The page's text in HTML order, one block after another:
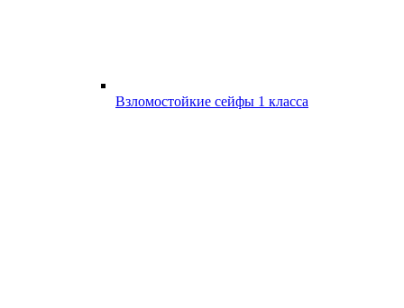
Взломостойкие сейфы 1 класса